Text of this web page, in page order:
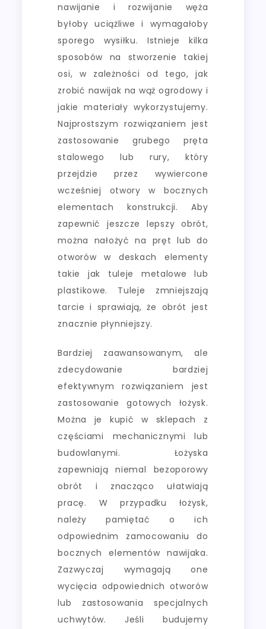
nawijanie i rozwijanie węża
byłoby uciążliwe i wymagałoby
sporego wysiłku. Istnieje kilka
sposobów na stworzenie takiej
osi, w zależności od tego, jak
zrobić nawijak na wąż ogrodowy i
jakie materiały wykorzystujemy.
Najprostszym rozwiązaniem jest
zastosowanie grubego pręta
stalowego lub rury, który
przejdzie przez wywiercone
wcześniej otwory w bocznych
elementach konstrukcji. Aby
zapewnić jeszcze lepszy obrót,
można nałożyć na pręt lub do
otworów w deskach elementy
takie jak tuleje metalowe lub
plastikowe. Tuleje zmniejszają
tarcie i sprawiają, że obrót jest
znacznie płynniejszy.
Bardziej zaawansowanym, ale
zdecydowanie bardziej
efektywnym rozwiązaniem jest
zastosowanie gotowych łożysk.
Można je kupić w sklepach z
częściami mechanicznymi lub
budowlanymi. Łożyska
zapewniają niemal bezoporowy
obrót i znacząco ułatwiają
pracę. W przypadku łożysk,
należy pamiętać o ich
odpowiednim zamocowaniu do
bocznych elementów nawijaka.
Zazwyczaj wymagają one
wycięcia odpowiednich otworów
lub zastosowania specjalnych
uchwytów. Jeśli budujemy